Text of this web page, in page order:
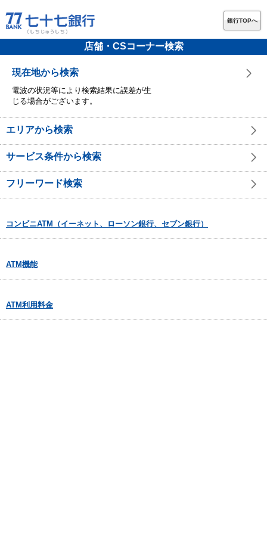
銀行TOPへ
店舗・CSコーナー検索
現在地から検索
電波の状況等により検索結果に誤差が生
じる場合がございます。
エリアから検索
サービス条件から検索
フリーワード検索
コンビニATM（イーネット、ローソン銀行、セブン銀行）
ATM機能
ATM利用料金